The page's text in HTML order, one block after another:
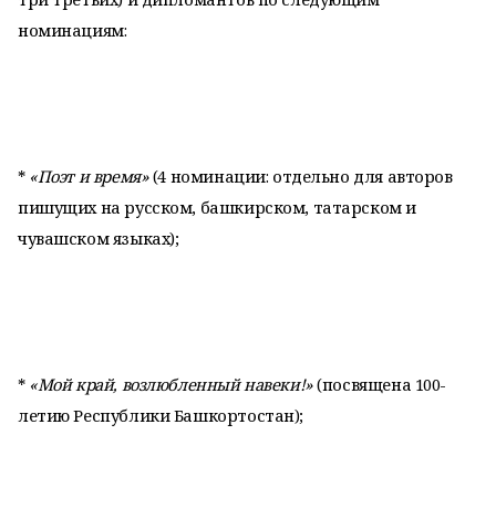
номинациям:
* «Поэт и время»(4 номинации: отдельно для авторов
пишущих на русском, башкирском, татарском и
чувашском языках);
* «Мой край, возлюбленный навеки!»(посвящена 100-
летию Республики Башкортостан);